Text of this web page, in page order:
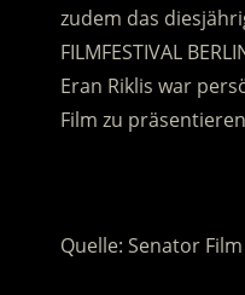
zudem das
FILMFESTIVAL
Eran Riklis war
Film zu
Quelle: Senator Film